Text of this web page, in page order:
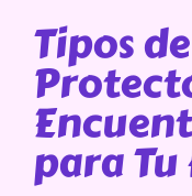
Tipos
para